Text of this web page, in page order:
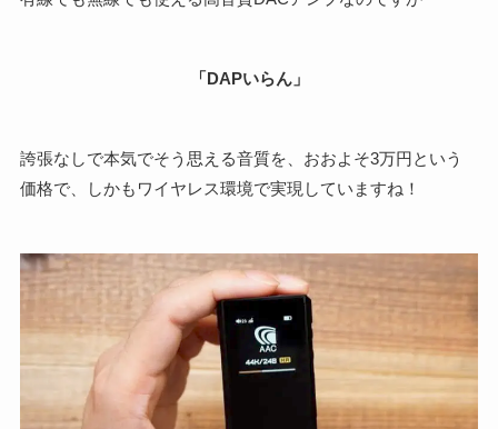
「DAPいらん」
誇張なしで本気でそう思える音質を、おおよそ3万円という
価格で、しかもワイヤレス環境で実現していますね！